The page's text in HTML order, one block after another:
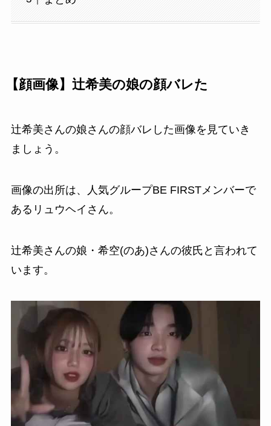
【顔画像】辻希美の娘の顔バレた
辻希美さんの娘さんの顔バレした画像を見ていき
ましょう。
画像の出所は、人気グループBE FIRSTメンバーで
あるリュウヘイさん。
辻希美さんの娘・希空(のあ)さんの彼氏と言われて
います。